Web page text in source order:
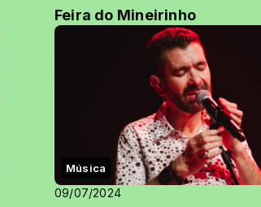
Feira do Mineirinho
Música
09/07/2024